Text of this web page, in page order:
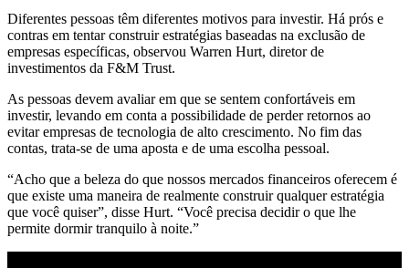
Diferentes pessoas têm diferentes motivos para investir. Há prós e
contras em tentar construir estratégias baseadas na exclusão de
empresas específicas, observou Warren Hurt, diretor de
investimentos da F&M Trust.
As pessoas devem avaliar em que se sentem confortáveis em
investir, levando em conta a possibilidade de perder retornos ao
evitar empresas de tecnologia de alto crescimento. No fim das
contas, trata-se de uma aposta e de uma escolha pessoal.
“Acho que a beleza do que nossos mercados financeiros oferecem é
que existe uma maneira de realmente construir qualquer estratégia
que você quiser”, disse Hurt. “Você precisa decidir o que lhe
permite dormir tranquilo à noite.”